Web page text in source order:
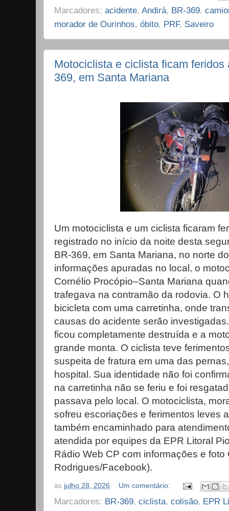
Marcadores: acidente, Andirá, BR-369,
morador de Ourinhos, óbito, PRF, Saveiro
Motociclista e ciclista ficam
369, em Santa Mariana
Um motociclista e um ciclista ficaram
registrado no início da noite desta
BR-369, em Santa Mariana, no norte
informações apuradas no local, o
Cornélio Procópio–Santa Mariana
trafegava na contramão da rodovia. O
bicicleta com uma carretinha, onde
causas do acidente serão
ficou completamente destruída e a
grande monta. O ciclista teve
suspeita de fratura em uma das
hospital. Sua identidade não foi
na carretinha não se feriu e foi
passava pelo local. O motociclista,
sofreu escoriações e ferimentos leves
também encaminhado para
atendida por equipes da EPR Litoral
Rádio Web CP com informações e foto
Rodrigues/Facebook).
às julho 28, 2026 Um comentário:
Marcadores: BR-369, ciclista, colisão, EPR